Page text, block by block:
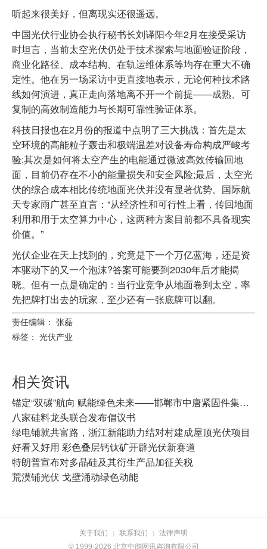
听起来很美好，但离现实还很遥远。
中国光伏行业协会执行秘书长刘译阳今年2月在接受采访
时坦言，当前太空光伏仍处于技术探索与地面验证阶段，
商业化路径、成本结构、在轨运维体系等均存在重大不确
定性。他在另一场采访中更直接地表示，无论何种技术路
线如何演进，真正走向落地离不开一个前提——成熟、可
复制的高效制造能力与长期可靠性验证体系。
科技日报也在2月份的报道中点明了三大挑战：首先是太
空环境的高能粒子轰击和极端温差对设备寿命构成严峻考
验;其次是如何将太空产生的电能通过微波高效传输回地
面，目前仍存在不小的能量损失和安全风险;最后，太空光
伏的综合成本相比传统地面光伏并没有显著优势。国际航
天专家雨广甚至直言：“从经济性和可行性上看，传回地面
利用和用于太空算力中心，这两种方案目前都不具备现实
价值。”
光伏企业在天上找到的，究竟是下一个万亿蓝海，还是资
本驱动下的又一个泡沫?答案可能要到2030年后才能揭
晓。但有一点是确定的：当行业竞争从地面卷到太空，率
先把牌打出去的玩家，至少还有一张底牌可以翻。
责任编辑： 张磊
标签： 光伏产业
相关资讯
锚定“双碳”航向 赋能绿色未来——邯郸市中唐紧固件集团有限公司以实干践行“双碳”战略
八家硅料龙头联合发布倡议书
绿电铺就共富路，浙江新能助力结对村建成屋顶光伏项目
好看又好用 彩色叠层钙钛矿开辟光伏新赛道
特朗普宣布对多晶硅及其衍生产品加征关税
荒漠铺光伏 戈壁涌动绿色动能
关于我们 | 联系我们 |
法律声明
© 1999-2026 北京中能网讯咨询有限公司